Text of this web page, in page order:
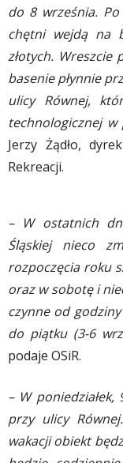
do 8 września.
chętni wejdą na
złotych.
basenie płynnie
ulicy Równej,
technologicznej w
Jerzy Żądło,
Rekreacji.
– W ostatnich
Śląskiej nieco
rozpoczęcia roku
oraz w sobotę i
czynne od
do piątku (3-6
podaje OSiR.
– W
przy ulicy
wakacji obiekt